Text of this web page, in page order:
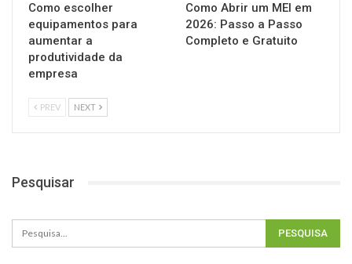
Como escolher
equipamentos para
aumentar a
produtividade da
empresa
Como Abrir um MEI em
2026: Passo a Passo
Completo e Gratuito
PREV NEXT
Pesquisar